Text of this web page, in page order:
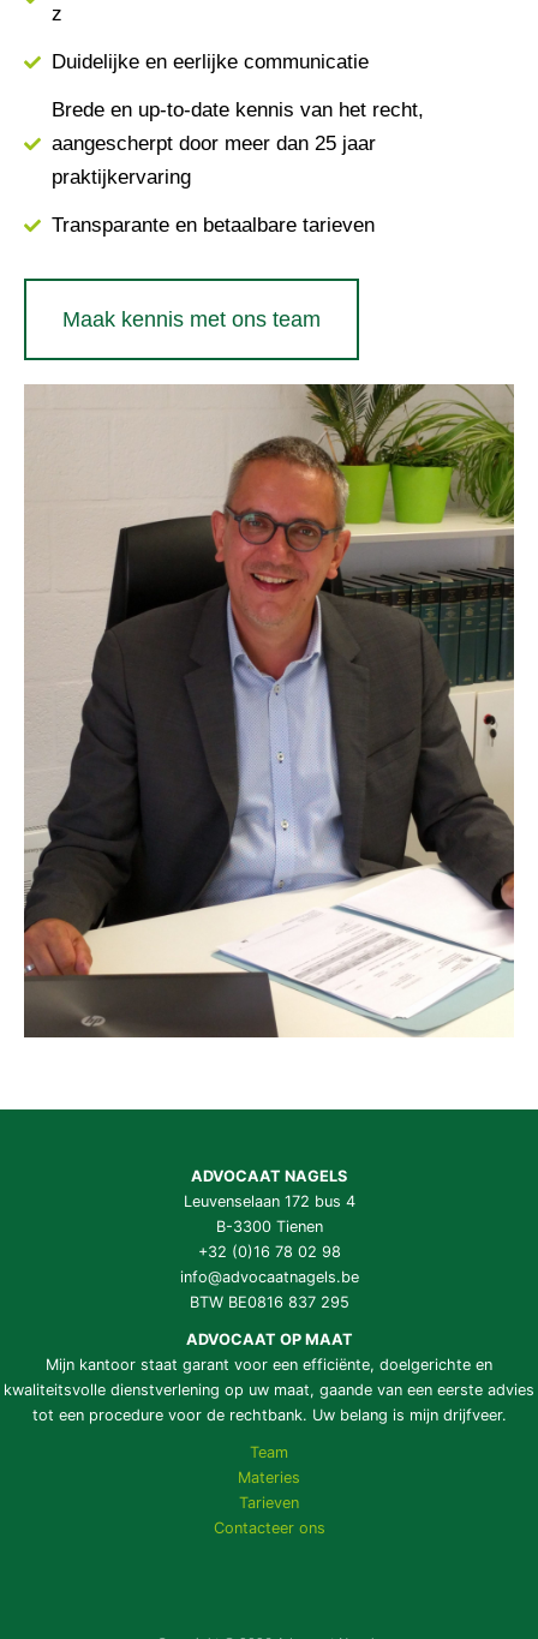
z
Duidelijke en eerlijke communicatie
Brede en up-to-date kennis van het recht,
aangescherpt door meer dan 25 jaar
praktijkervaring
Transparante en betaalbare tarieven
Maak kennis met ons team
ADVOCAAT NAGELS
Leuvenselaan 172 bus 4
B-3300 Tienen
+32 (0)16 78 02 98
info@advocaatnagels.be
BTW BE0816 837 295
ADVOCAAT OP MAAT
Mijn kantoor staat garant voor een efficiënte, doelgerichte en
kwaliteitsvolle dienstverlening op uw maat, gaande van een eerste advies
tot een procedure voor de rechtbank. Uw belang is mijn drijfveer.
Team
Materies
Tarieven
Contacteer ons